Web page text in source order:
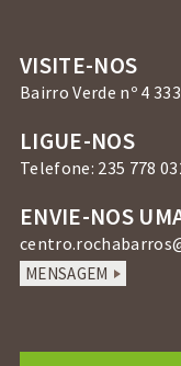
VISITE-NOS
Bairro Verde nº 4
LIGUE-NOS
Telefone: 235 778
ENVIE-NOS
MENSAGEM